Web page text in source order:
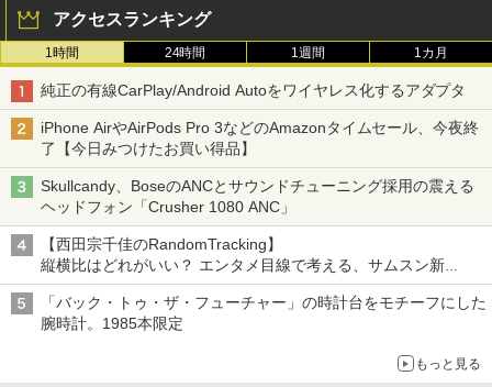
アクセスランキング
1時間 24時間 1週間 1カ月
純正の有線CarPlay/Android Autoをワイヤレス化するアダプタ
iPhone AirやAirPods Pro 3などのAmazonタイムセール、今夜終
了【今日みつけたお買い得品】
Skullcandy、BoseのANCとサウンドチューニング採用の震える
ヘッドフォン「Crusher 1080 ANC」
【西田宗千佳のRandomTracking】
縦横比はどれがいい？ エンタメ目線で考える、サムスン新
「Galaxy Z Fold」
「バック・トゥ・ザ・フューチャー」の時計台をモチーフにした
腕時計。1985本限定
もっと見る